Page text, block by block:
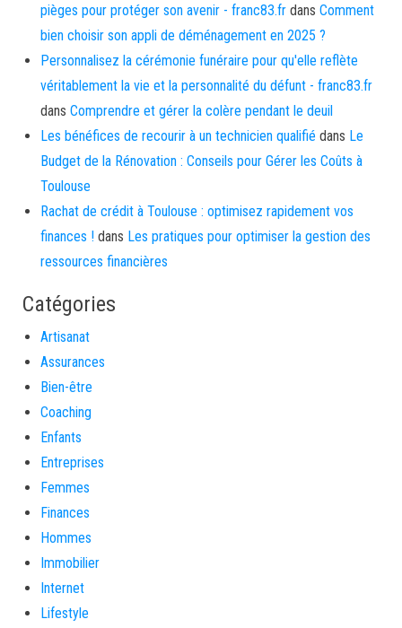
pièges pour protéger son avenir - franc83.fr dans Comment
bien choisir son appli de déménagement en 2025 ?
Personnalisez la cérémonie funéraire pour qu'elle reflète
véritablement la vie et la personnalité du défunt - franc83.fr
dans Comprendre et gérer la colère pendant le deuil
Les bénéfices de recourir à un technicien qualifié dans Le
Budget de la Rénovation : Conseils pour Gérer les Coûts à
Toulouse
Rachat de crédit à Toulouse : optimisez rapidement vos
finances ! dans Les pratiques pour optimiser la gestion des
ressources financières
Catégories
Artisanat
Assurances
Bien-être
Coaching
Enfants
Entreprises
Femmes
Finances
Hommes
Immobilier
Internet
Lifestyle